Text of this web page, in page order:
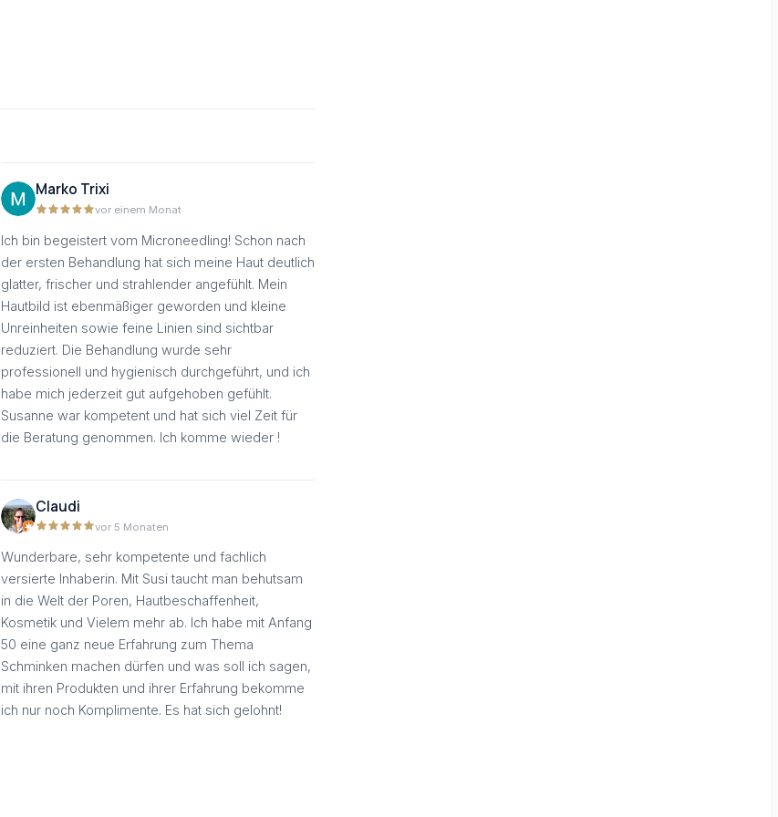
Marko Trixi
vor einem Monat
Ich bin begeistert vom Microneedling! Schon nach
der ersten Behandlung hat sich meine Haut deutlich
glatter, frischer und strahlender angefühlt. Mein
Hautbild ist ebenmäßiger geworden und kleine
Unreinheiten sowie feine Linien sind sichtbar
reduziert. Die Behandlung wurde sehr
professionell und hygienisch durchgeführt, und ich
habe mich jederzeit gut aufgehoben gefühlt.
Susanne war kompetent und hat sich viel Zeit für
die Beratung genommen. Ich komme wieder !
Claudi
vor 5 Monaten
Wunderbare, sehr kompetente und fachlich
versierte Inhaberin. Mit Susi taucht man behutsam
in die Welt der Poren, Hautbeschaffenheit,
Kosmetik und Vielem mehr ab. Ich habe mit Anfang
50 eine ganz neue Erfahrung zum Thema
Schminken machen dürfen und was soll ich sagen,
mit ihren Produkten und ihrer Erfahrung bekomme
ich nur noch Komplimente. Es hat sich gelohnt!